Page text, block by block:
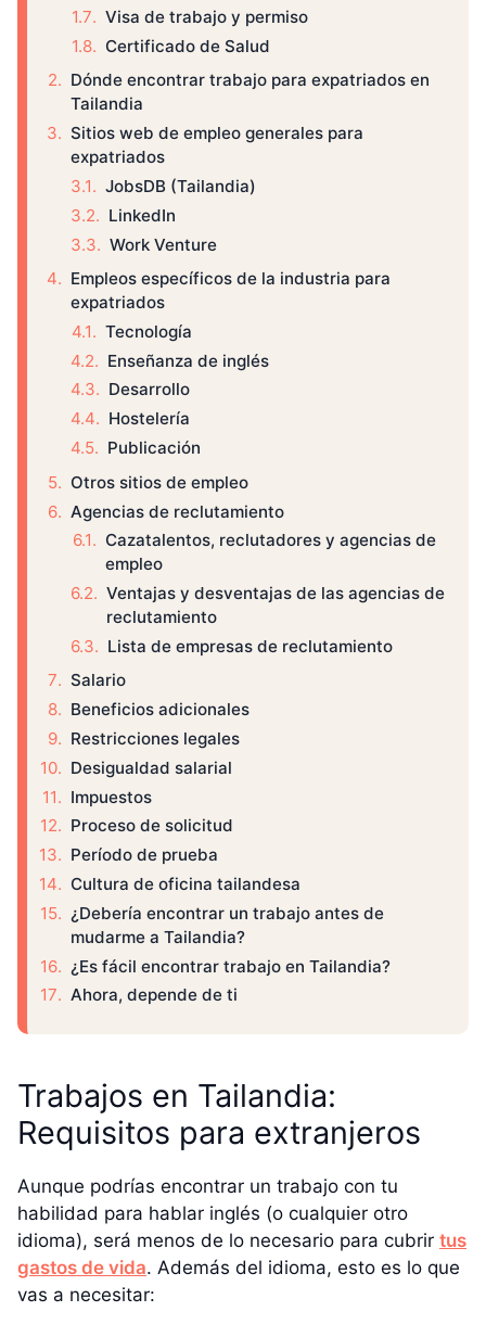
Visa de trabajo y permiso
Certificado de Salud
Dónde encontrar trabajo para expatriados en
Tailandia
Sitios web de empleo generales para
expatriados
JobsDB (Tailandia)
LinkedIn
Work Venture
Empleos específicos de la industria para
expatriados
Tecnología
Enseñanza de inglés
Desarrollo
Hostelería
Publicación
Otros sitios de empleo
Agencias de reclutamiento
Cazatalentos, reclutadores y agencias de
empleo
Ventajas y desventajas de las agencias de
reclutamiento
Lista de empresas de reclutamiento
Salario
Beneficios adicionales
Restricciones legales
Desigualdad salarial
Impuestos
Proceso de solicitud
Período de prueba
Cultura de oficina tailandesa
¿Debería encontrar un trabajo antes de
mudarme a Tailandia?
¿Es fácil encontrar trabajo en Tailandia?
Ahora, depende de ti
Trabajos en Tailandia:
Requisitos para extranjeros
Aunque podrías encontrar un trabajo con tu
habilidad para hablar inglés (o cualquier otro
idioma), será menos de lo necesario para cubrir tus
gastos de vida. Además del idioma, esto es lo que
vas a necesitar: